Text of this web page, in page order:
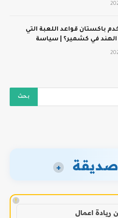
باكستان قواعد اللعبة التي
الهند في كشمير؟ | سياسة
+
!
ريادة اعمال